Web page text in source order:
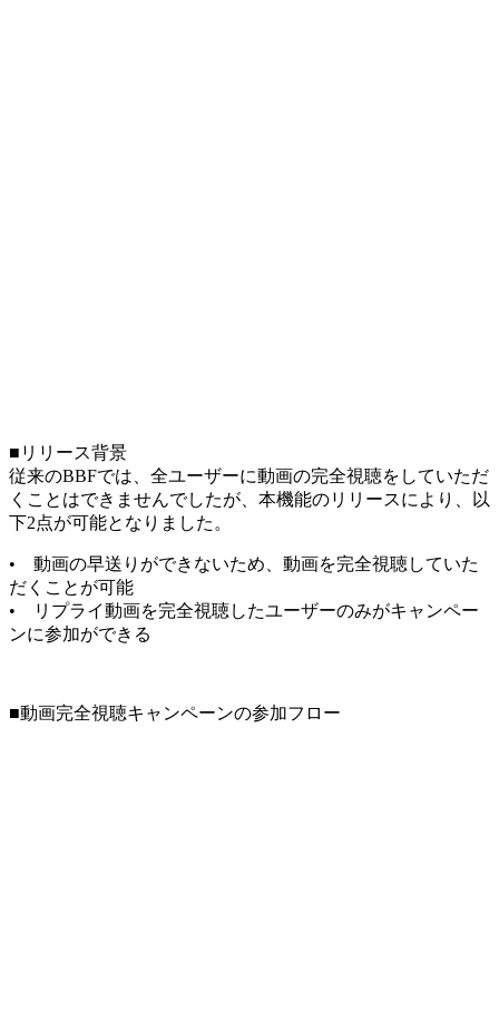
■リリース背景
従来のBBFでは、全ユーザーに動画の完全視聴をしていただ
くことはできませんでしたが、本機能のリリースにより、以
下2点が可能となりました。
• 動画の早送りができないため、動画を完全視聴していた
だくことが可能
• リプライ動画を完全視聴したユーザーのみがキャンペー
ンに参加ができる
■動画完全視聴キャンペーンの参加フロー